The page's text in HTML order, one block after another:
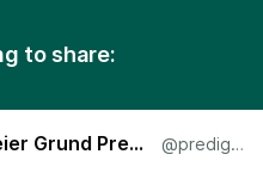
to share:
Calvary Chapel Freier Grund Predigten @predigten